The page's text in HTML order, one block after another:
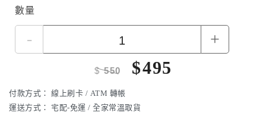
數量
- +
$550 $495
付款方式： 線上刷卡 / ATM 轉帳
運送方式：
宅配-免運 / 全家常溫取貨